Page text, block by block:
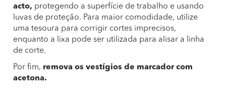
acto, protegendo a superfície de trabalho e usando
luvas de proteção. Para maior comodidade, utilize
uma tesoura para corrigir cortes imprecisos,
enquanto a lixa pode ser utilizada para alisar a linha
de corte.
Por fim, remova os vestígios de marcador com
acetona.